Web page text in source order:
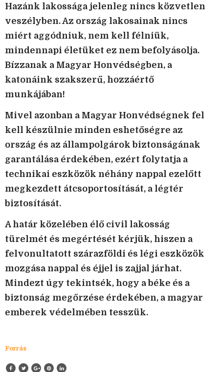
Hazánk lakossága jelenleg nincs közvetlen
veszélyben. Az ország lakosainak nincs
miért aggódniuk, nem kell félniük,
mindennapi életüket ez nem befolyásolja.
Bízzanak a Magyar Honvédségben, a
katonáink szakszerű, hozzáértő
munkájában!
Mivel azonban a Magyar Honvédségnek fel
kell készülnie minden eshetőségre az
ország és az állampolgárok biztonságának
garantálása érdekében, ezért folytatja a
technikai eszközök néhány nappal ezelőtt
megkezdett átcsoportosítását, a légtér
biztosítását.
A határ közelében élő civil lakosság
türelmét és megértését kérjük, hiszen a
felvonultatott szárazföldi és légi eszközök
mozgása nappal és éjjel is zajjal járhat.
Mindezt úgy tekintsék, hogy a béke és a
biztonság megőrzése érdekében, a magyar
emberek védelmében tesszük.
Forrás